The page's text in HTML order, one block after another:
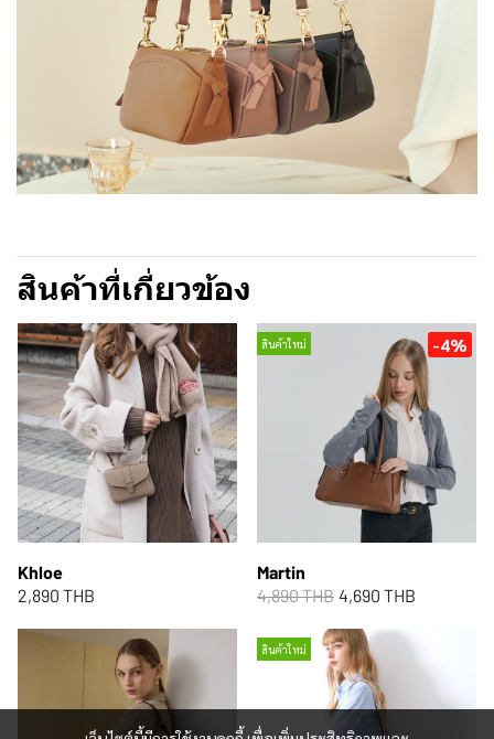
สินค้าที่เกี่ยวข้อง
Khloe
2,890 THB
สินค้าใหม่ -4%
Martin
4,890 THB 4,690 THB
สินค้าใหม่